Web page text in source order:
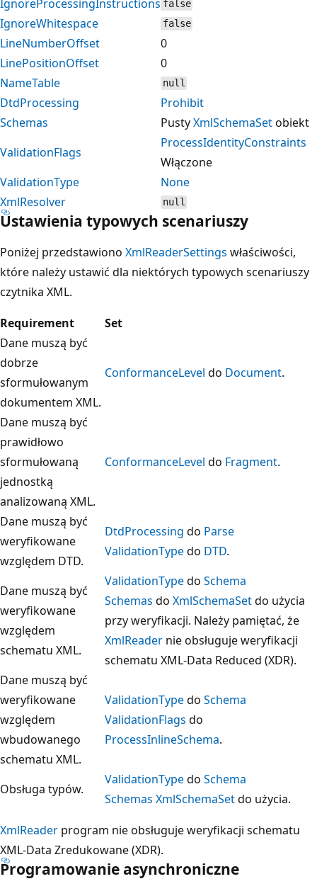
IgnoreProcessingInstructions false
IgnoreWhitespace false
LineNumberOffset
0
LinePositionOffset
0
NameTable
null
DtdProcessing
Prohibit
Schemas
PustyXmlSchemaSetobiekt
ValidationFlags
ProcessIdentityConstraints
Włączone
ValidationType
None
XmlResolver
null
Ustawienia typowych scenariuszy
Poniżej przedstawiono XmlReaderSettings właściwości,
które należy ustawić dla niektórych typowych scenariuszy
czytnika XML.
Requirement
Set
Dane muszą być
dobrze
sformułowanym
dokumentem XML.
ConformanceLevel do Document.
Dane muszą być
prawidłowo
sformułowaną
jednostką
analizowaną XML.
ConformanceLevel do Fragment.
Dane muszą być
weryfikowane
względem DTD.
DtdProcessing do Parse
ValidationTypedo DTD.
Dane muszą być
weryfikowane
względem
schematu XML.
ValidationTypedo Schema
Schemas do XmlSchemaSetdo użycia
przy weryfikacji. Należy pamiętać, że
XmlReader nie obsługuje weryfikacji
schematu XML-Data Reduced (XDR).
Dane muszą być
weryfikowane
względem
wbudowanego
schematu XML.
ValidationTypedo Schema
ValidationFlags do
ProcessInlineSchema.
Obsługa typów.
ValidationTypedo Schema
Schemas XmlSchemaSetdo użycia.
XmlReader program nie obsługuje weryfikacji schematu
XML-Data Zredukowane (XDR).
Programowanie asynchroniczne